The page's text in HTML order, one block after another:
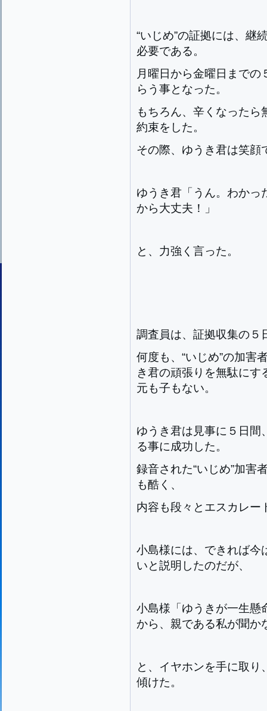
“いじめ”の証拠には、継
必要である。
月曜日から金曜日まで
らう事となった。
もちろん、辛くなった
約束をした。
その際、ゆうき君は笑顔
ゆうき君「うん。わかっ
から大丈夫！」
と、力強く言った。
調査員は、証拠収集の５
何度も、“いじめ”の加害
き君の頑張りを無駄に
元も子もない。
ゆうき君は見事に５日間
る事に成功した。
録音された“いじめ”加害
も酷く、
内容も段々とエスカレー
小島様には、できれば今
いと説明したのだが、
小島様「ゆうきが一生懸
から、親である私が聞か
と、イヤホンを手に取り
傾けた。